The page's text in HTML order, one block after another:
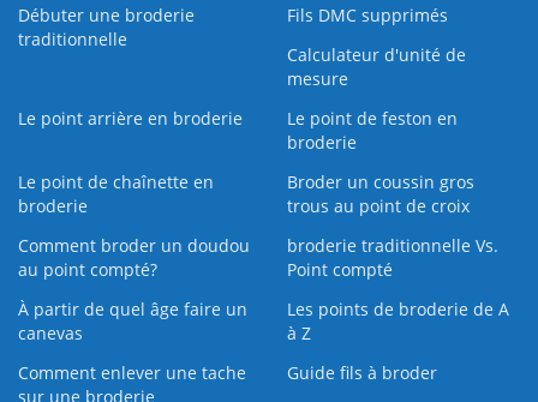
Débuter une broderie
traditionnelle
Fils DMC supprimés
Calculateur d'unité de
mesure
Le point arrière en broderie
Le point de feston en
broderie
Le point de chaînette en
broderie
Broder un coussin gros
trous au point de croix
Comment broder un doudou
au point compté?
broderie traditionnelle Vs.
Point compté
À partir de quel âge faire un
canevas
Les points de broderie de A
à Z
Comment enlever une tache
sur une broderie
Guide fils à broder